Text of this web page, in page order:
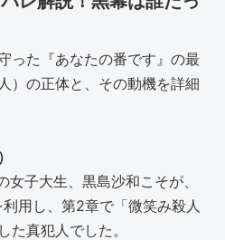
った『あなたの番です』の最
）の正体と、その動機を詳細
子大生、黒島沙和こそが、
用し、第2章で「微笑み殺人
た真犯人でした。